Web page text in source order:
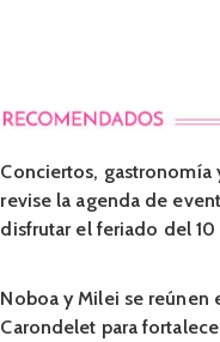
Conciertos, gastronomía
revise la agenda de
disfrutar el feriado del
Noboa y Milei se reúnen
Carondelet para